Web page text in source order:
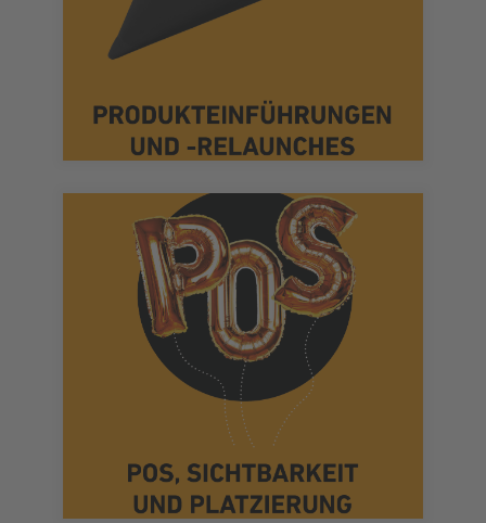
Der Weg von der Idee zum Verkauf ist
nicht immer frei von Stolpersteinen.
Wir stellen Ihr Produkt ins Rampenlicht –
crossmedial, analog, digital. Für ein
Maximum an Sichtbarkeit,
Wiedererkennung und Aufmerksamkeit.